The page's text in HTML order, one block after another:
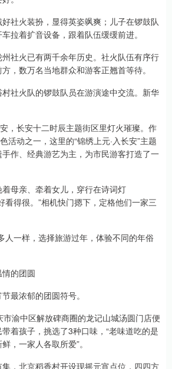
火装扮，显得英姿飒爽；儿子在锣鼓队
拉着扩音设备，跟着队伍缓缓前进。
火已有两千余年历史。社火队伍有序行
，数万名当地群众和游客正翘首等待。
火队的锣鼓队员在游演途中交流。新华
长安十二时辰主题街区里灯火璀璨。作
活动之一，这里的“锦绣上元·入长安”主题
作、经典游艺为主，为市民游客打造了一
母亲、牵着女儿，穿行在诗词灯
看得很。”相机快门摁下，定格他们一家三
一样，选择旅游过年，体验不同的年俗
的团圆
浓郁的团圆符号。
渝中区解放碑商圈的龙记山城汤圆门店便
着孩子，挑选了3种口味，“老味道吃的是
，一家人各取所爱”。
北京稻香村开设现摇元宵点位，四四方